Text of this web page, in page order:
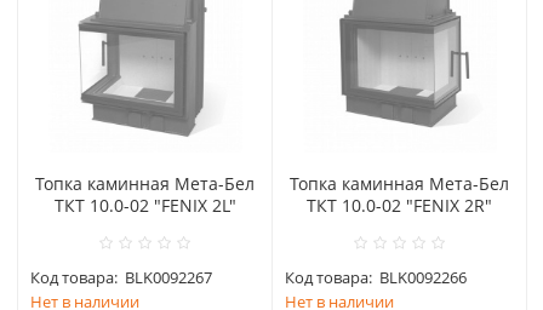
Топка каминная Мета-Бел
ТКТ 10.0-02 "FENIX 2L"
Код товара: BLK0092267
Нет в наличии
Топка каминная Мета-Бел
ТКТ 10.0-02 "FENIX 2R"
Код товара: BLK0092266
Нет в наличии